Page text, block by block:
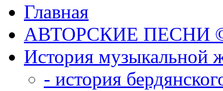
Главная
АВТОРСКИЕ ПЕСНИ ©
История музыкальной
- история